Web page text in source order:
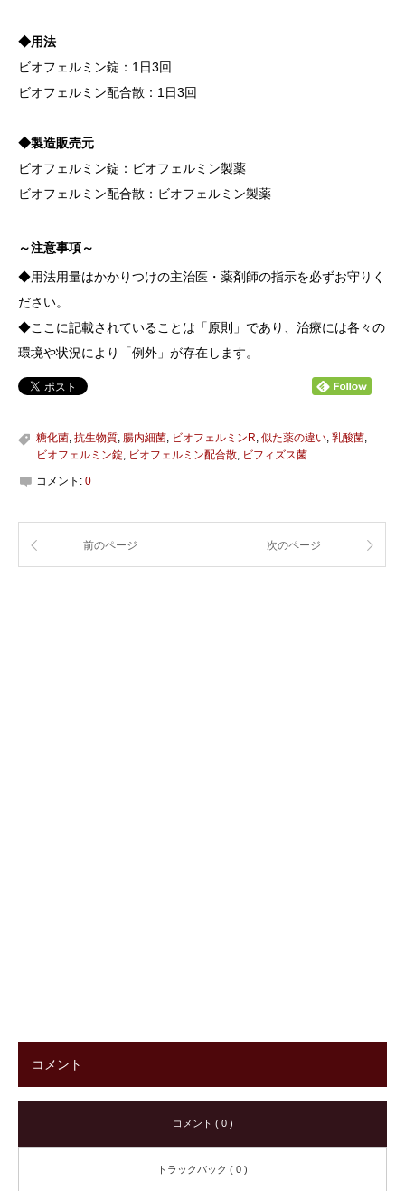
◆用法
ビオフェルミン錠：1日3回
ビオフェルミン配合散：1日3回
◆製造販売元
ビオフェルミン錠：ビオフェルミン製薬
ビオフェルミン配合散：ビオフェルミン製薬
～注意事項～
◆用法用量はかかりつけの主治医・薬剤師の指示を必ずお守りく
ださい。
◆ここに記載されていることは「原則」であり、治療には各々の
環境や状況により「例外」が存在します。
糖化菌, 抗生物質, 腸内細菌, ビオフェルミンR, 似た薬の違い, 乳酸菌,
ビオフェルミン錠, ビオフェルミン配合散, ビフィズス菌
コメント: 0
前のページ 次のページ
コメント
コメント ( 0 )
トラックバック ( 0 )